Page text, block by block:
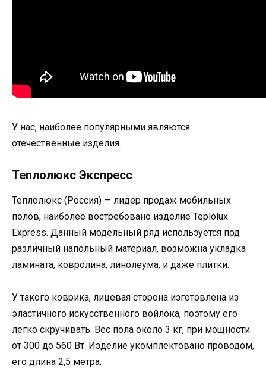
У нас, наиболее популярными являются
отечественные изделия.
Теплолюкс Экспресс
Теплолюкс (Россия) — лидер продаж мобильных
полов, наиболее востребовано изделие Teplolux
Express. Данный модельный ряд используется под
различный напольный материал, возможна укладка
ламината, ковролина, линолеума, и даже плитки.
У такого коврика, лицевая сторона изготовлена из
эластичного искусственного войлока, поэтому его
легко скручивать. Вес пола около 3 кг, при мощности
от 300 до 560 Вт. Изделие укомплектовано проводом,
его длина 2,5 метра.